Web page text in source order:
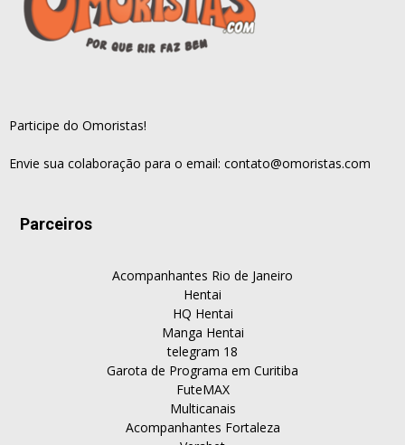
Participe do Omoristas!
Envie sua colaboração para o email: contato@omoristas.com
Parceiros
Acompanhantes Rio de Janeiro
Hentai
HQ Hentai
Manga Hentai
telegram 18
Garota de Programa em Curitiba
FuteMAX
Multicanais
Acompanhantes Fortaleza